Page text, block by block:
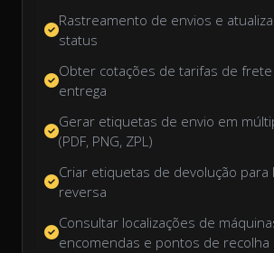
Rastreamento de envios e
status
Obter cotações de tarifas de
entrega
Gerar etiquetas de envio em
(PDF, PNG, ZPL)
Criar etiquetas de devolução para
reversa
Consultar localizações de
encomendas e pontos de recolha